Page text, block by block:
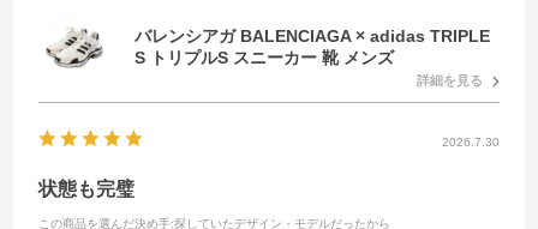
バレンシアガ BALENCIAGA × adidas TRIPLE
S トリプルS スニーカー 靴 メンズ
詳細を見る
2026.7.30
状態も完璧
この商品を選んだ決め手:探していたデザイン・モデルだったから